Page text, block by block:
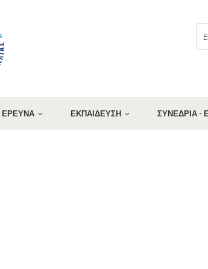
ΕΡΕΥΝΑ ΕΚΠΑΙΔΕΥΣΗ ΣΥΝΕΔΡΙΑ -